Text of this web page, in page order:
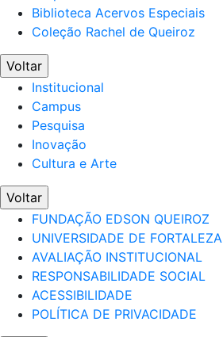
Biblioteca Acervos Especiais
Coleção Rachel de Queiroz
Voltar
Institucional
Campus
Pesquisa
Inovação
Cultura e Arte
Voltar
FUNDAÇÃO EDSON QUEIROZ
UNIVERSIDADE DE FORTALEZA
AVALIAÇÃO INSTITUCIONAL
RESPONSABILIDADE SOCIAL
ACESSIBILIDADE
POLÍTICA DE PRIVACIDADE